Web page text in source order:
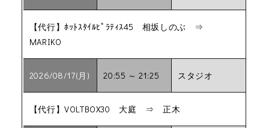
【代行】ﾎｯﾄｽﾀｲﾙﾋﾟﾗﾃｨｽ45 相坂しのぶ ⇒
MARIKO
2026/08/17(月) 20:55 ～ 21:25 スタジオ
【代行】VOLTBOX30 大庭 ⇒ 正木